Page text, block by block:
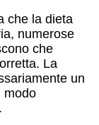
che la dieta
numerose
che
La
un
modo